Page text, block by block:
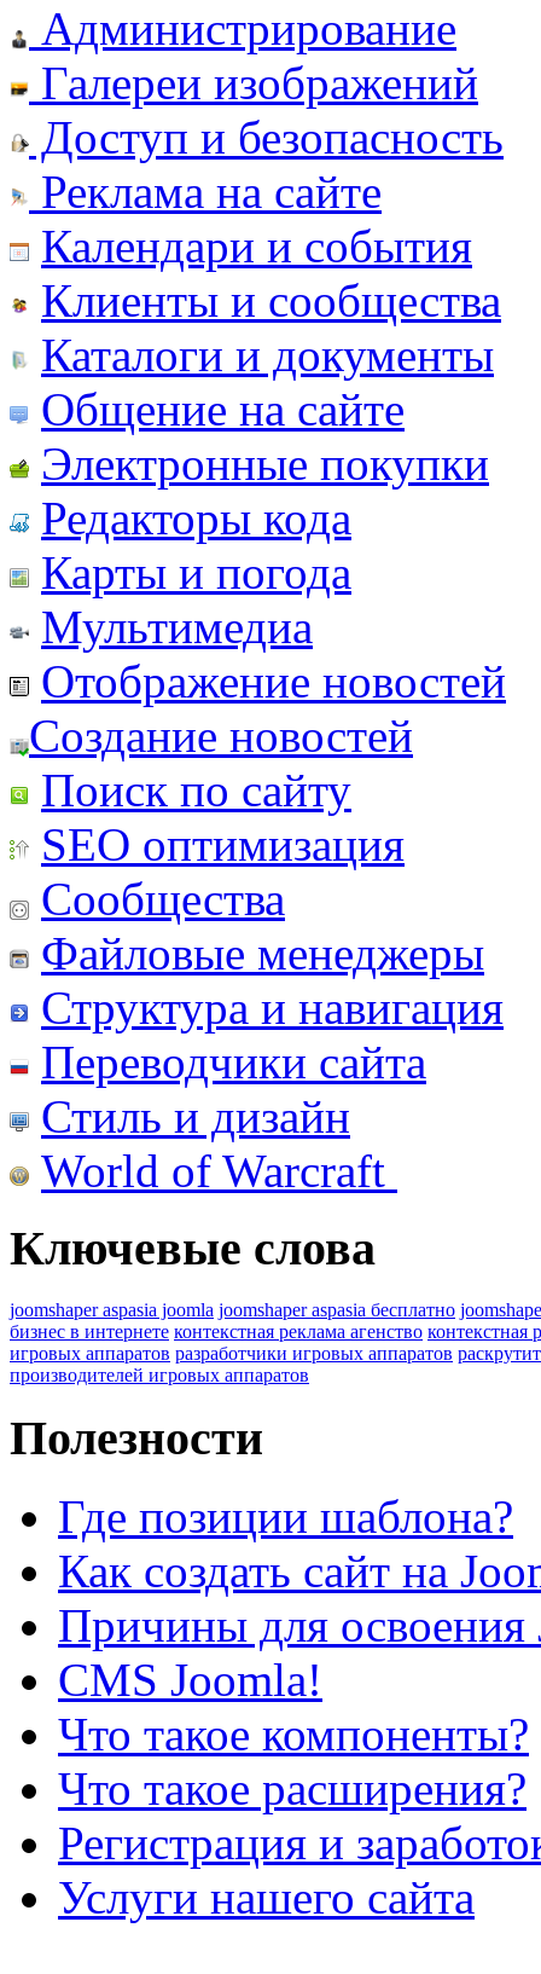
Администрирование
Галереи изображений
Доступ и безопасность
Реклама на сайте
Календари и события
Клиенты и сообщества
Каталоги и документы
Общение на сайте
Электронные покупки
Редакторы кода
Карты и погода
Мультимедиа
Отображение новостей
Создание новостей
Поиск по сайту
SEO оптимизация
Сообщества
Файловые менеджеры
Структура и навигация
Переводчики сайта
Стиль и дизайн
World of Warcraft
Ключевые слова
joomshaper aspasia joomla joomshaper aspasia бесплатно
бизнес в интернете контекстная реклама агенство контекстная
игровых аппаратов разработчики игровых аппаратов
производителей игровых аппаратов
Полезности
Где позиции шаблона?
Как создать сайт на
Причины для освоения
CMS Joomla!
Что такое компоненты?
Что такое расширения?
Регистрация и
Услуги нашего сайта